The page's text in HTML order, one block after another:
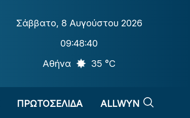
Σάββατο, 8 Αυγούστου 2026
09:48:41
Αθήνα
35 °C
ΠΡΩΤΟΣΕΛΙΔΑ ALLWYN